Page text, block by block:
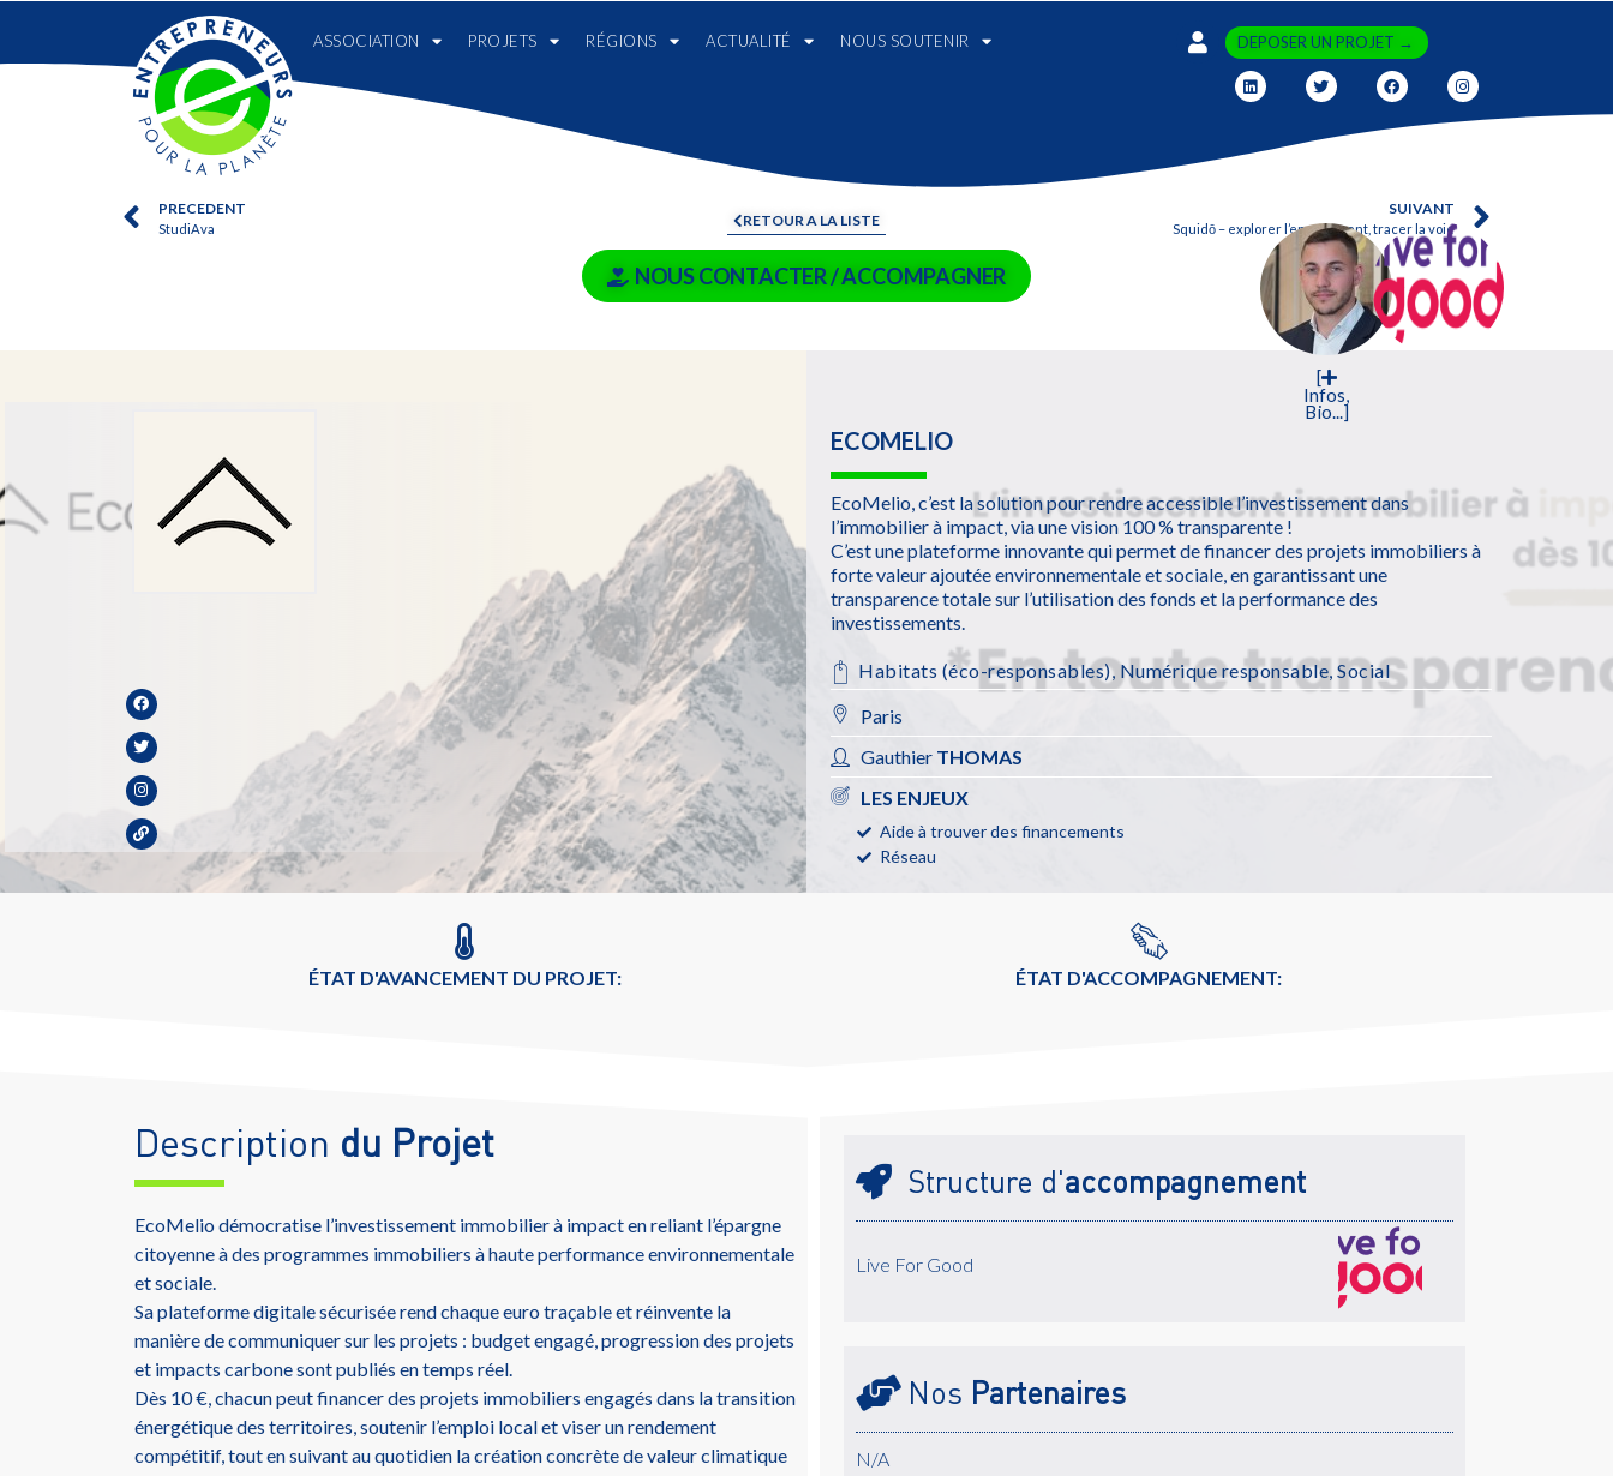
ASSOCIATION PROJETS RÉGIONS ACTUALITÉ NOUS SOUTENIR DEPOSER UN PROJET →
RETOUR A LA LISTE
PRECEDENT
StudiAva
SUIVANT
Squidō – explorer l’engagement, tracer la voie
NOUS CONTACTER / ACCOMPAGNER
[
Infos,
Bio...]
ECOMELIO
EcoMelio, c’est la solution pour rendre accessible l’investissement dans
l’immobilier à impact, via une vision 100 % transparente !
C’est une plateforme innovante qui permet de financer des projets immobiliers à
forte valeur ajoutée environnementale et sociale, en garantissant une
transparence totale sur l’utilisation des fonds et la performance des
investissements.
Habitats (éco-responsables), Numérique responsable,Social
Paris
Gauthier THOMAS
LES ENJEUX
Aide à trouver des financements
Réseau
ÉTAT D'AVANCEMENT DU PROJET: ÉTAT D'ACCOMPAGNEMENT:
Description du Projet
EcoMelio démocratise l’investissement immobilier à impact en reliant l’épargne
citoyenne à des programmes immobiliers à haute performance environnementale
et sociale.
Sa plateforme digitale sécurisée rend chaque euro traçable et réinvente la
manière de communiquer sur les projets : budget engagé, progression des projets
et impacts carbone sont publiés en temps réel.
Dès 10 €, chacun peut financer des projets immobiliers engagés dans la transition
énergétique des territoires, soutenir l’emploi local et viser un rendement
compétitif, tout en suivant au quotidien la création concrète de valeur climatique
Structure d'accompagnement
Live For Good
Nos Partenaires
N/A